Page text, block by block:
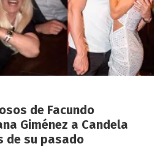
de Facundo
Giménez a Candela
de su pasado